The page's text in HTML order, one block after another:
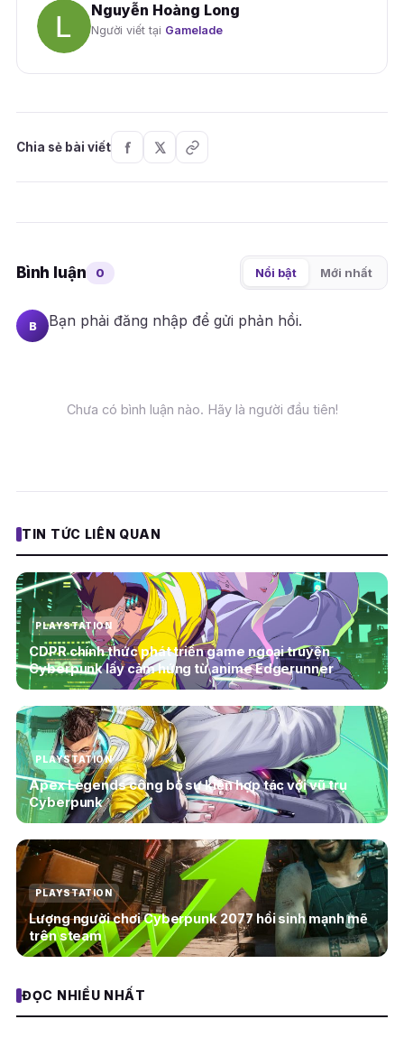
Nguyễn Hoàng Long
Người viết tại Gamelade
Chia sẻ bài viết
Bình luận 0 Nổi bật Mới nhất
B Bạn phải đăng nhập để gửi phản hồi.
Chưa có bình luận nào. Hãy là người đầu tiên!
TIN TỨC LIÊN QUAN
PLAYSTATION
CDPR chính thức phát triển game ngoại truyện
Cyberpunk lấy cảm hứng từ anime Edgerunner
PLAYSTATION
Apex Legends công bố sự kiện hợp tác với vũ trụ
Cyberpunk
PLAYSTATION
Lượng người chơi Cyberpunk 2077 hồi sinh mạnh mẽ
trên steam
ĐỌC NHIỀU NHẤT